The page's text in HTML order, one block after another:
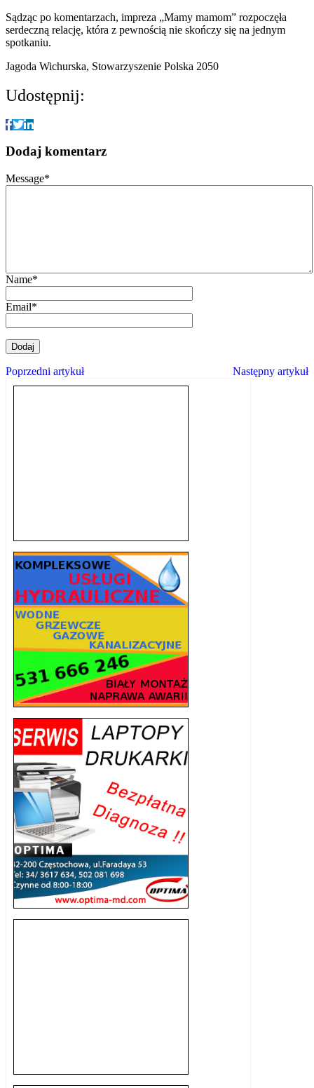
Sądząc po komentarzach, impreza „Mamy mamom” rozpoczęła
serdeczną relację, która z pewnością nie skończy się na jednym
spotkaniu.
Jagoda Wichurska, Stowarzyszenie Polska 2050
Udostępnij:
Dodaj komentarz
Message*
Name*
Email*
Poprzedni artykuł Następny artykuł